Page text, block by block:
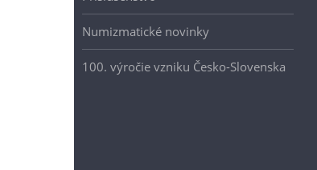
Numizmatické novinky
100. výročie vzniku Česko-Slovenska